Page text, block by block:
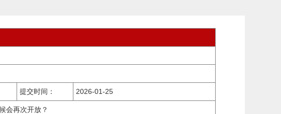
提交时间： 2026-01-25
会再次开放？